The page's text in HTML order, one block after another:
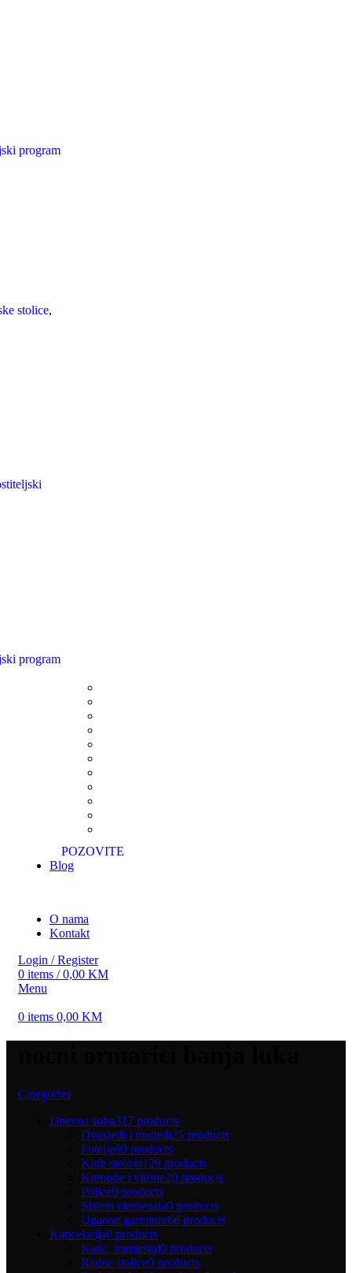
program
stolice,
program
POZOVITE
Blog
O nama
Kontakt
Login / Register
0 items / 0,00 KM
Menu
0 items 0,00 KM
Categories
Dnevna soba317 products
Dvosjedi i trosjedi25 products
Fotelje89 products
Klub stolovi129 products
Komode i vitrine20 products
Police0 products
Sistem elemenata0 products
Ugaone garniture66 products
Kancelarija0 products
Kanc. namjestaj0 products
Radne stolice0 products